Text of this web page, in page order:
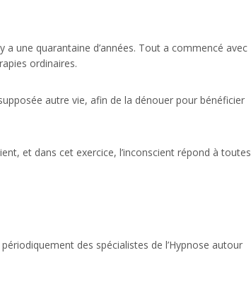
une quarantaine d’années. Tout a commencé avec
ordinaires.
autre vie, afin de la dénouer pour bénéficier
et dans cet exercice, l’inconscient répond à toutes
des spécialistes de l’Hypnose autour